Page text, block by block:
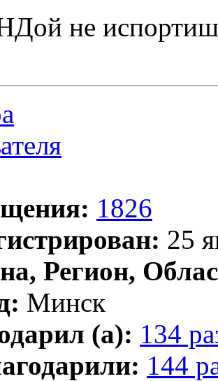
не
1826
25
Регион,
Минск
(а): 134
144